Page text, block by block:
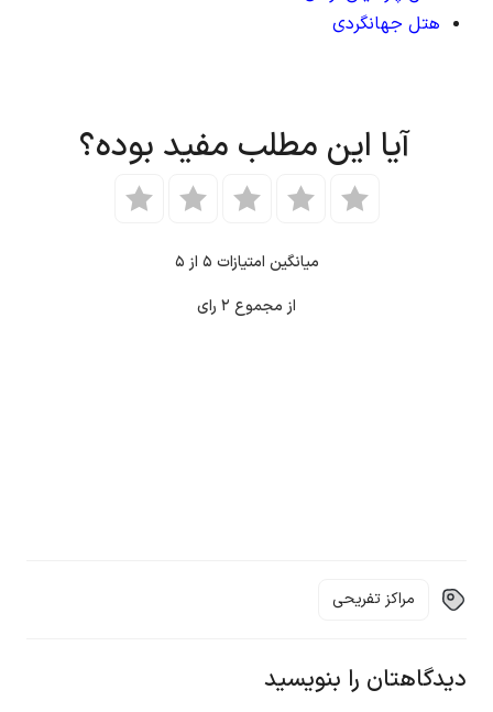
هتل جهانگردی
آیا این مطلب مفید بوده؟
میانگین امتیازات ۵ از ۵
از مجموع ۲ رای
مراکز تفریحی
دیدگاهتان را بنویسید